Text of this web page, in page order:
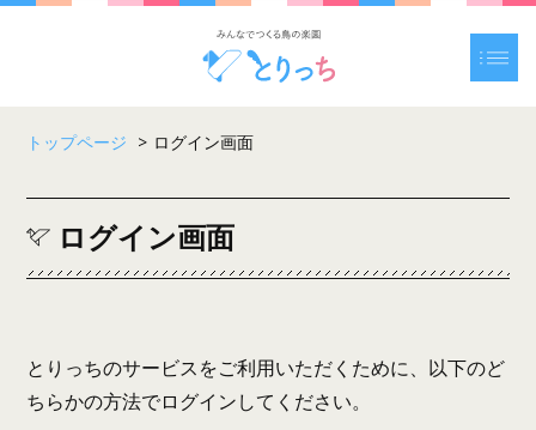
トップページ > ログイン画面
ログイン画面
とりっちのサービスをご利用いただくために、以下のど
ちらかの方法でログインしてください。